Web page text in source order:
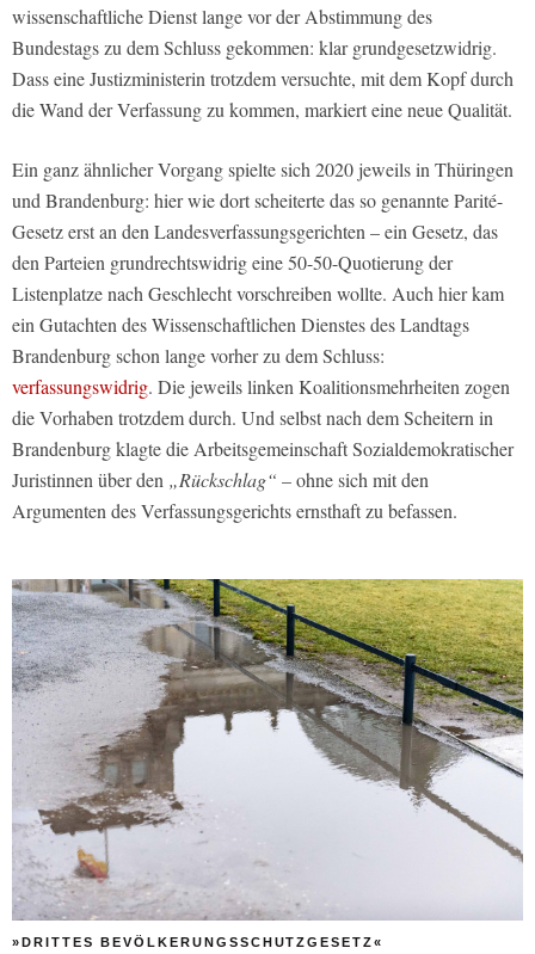
wissenschaftliche Dienst lange vor der Abstimmung des
Bundestags zu dem Schluss gekommen: klar grundgesetzwidrig.
Dass eine Justizministerin trotzdem versuchte, mit dem Kopf durch
die Wand der Verfassung zu kommen, markiert eine neue Qualität.
Ein ganz ähnlicher Vorgang spielte sich 2020 jeweils in Thüringen
und Brandenburg: hier wie dort scheiterte das so genannte Parité-
Gesetz erst an den Landesverfassungsgerichten – ein Gesetz, das
den Parteien grundrechtswidrig eine 50-50-Quotierung der
Listenplatze nach Geschlecht vorschreiben wollte. Auch hier kam
ein Gutachten des Wissenschaftlichen Dienstes des Landtags
Brandenburg schon lange vorher zu dem Schluss:
verfassungswidrig. Die jeweils linken Koalitionsmehrheiten zogen
die Vorhaben trotzdem durch. Und selbst nach dem Scheitern in
Brandenburg klagte die Arbeitsgemeinschaft Sozialdemokratischer
Juristinnen über den „Rückschlag“ – ohne sich mit den
Argumenten des Verfassungsgerichts ernsthaft zu befassen.
»DRITTES BEVÖLKERUNGSSCHUTZGESETZ«